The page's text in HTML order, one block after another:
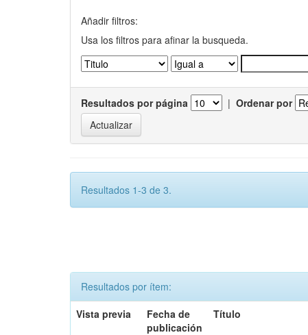
Añadir filtros:
Usa los filtros para afinar la busqueda.
Resultados por página | Ordenar por
Resultados 1-3 de 3.
Resultados por ítem:
Vista previa
Fecha de
publicación
Título